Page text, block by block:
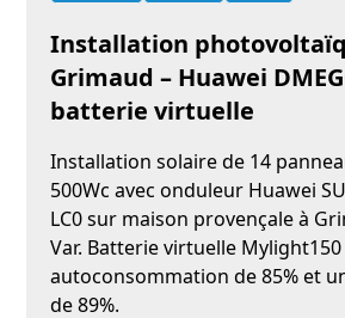
Installation
Grimaud – Huawei
batterie virtuelle
Installation solaire de 14
500Wc avec onduleur Huawei
LC0 sur maison provençale à
Var. Batterie virtuelle
autoconsommation de 85% et
de 89%.